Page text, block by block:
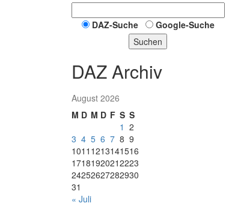
DAZ-Suche
Google-Suche
Suchen
DAZ Archiv
August 2026
M D M D F S S
1 2
3 4 5 6 7 8 9
1011 1213141516
17181920212223
24252627282930
31
« Juli